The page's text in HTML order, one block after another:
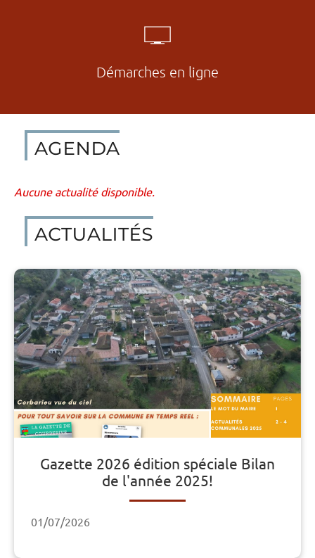
Démarches en ligne
Agenda
Aucune actualité disponible.
Actualités
Gazette 2026 édition spéciale Bilan
de l'année 2025!
01/07/2026